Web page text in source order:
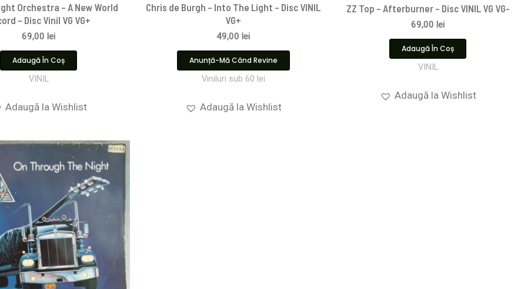
Orchestra – A New World
– Disc Vinil VG VG+
69,00 lei
Adaugă În Coș
VINIL
Adaugă la Wishlist
Chris de Burgh – Into The Light – Disc VINIL
VG+
49,00 lei
Anunță-Mă Când Revine
Viniluri sub 60 lei
Adaugă la Wishlist
ZZ Top – Afterburner – Disc VINIL VG VG-
69,00 lei
Adaugă În Coș
VINIL
Adaugă la Wishlist